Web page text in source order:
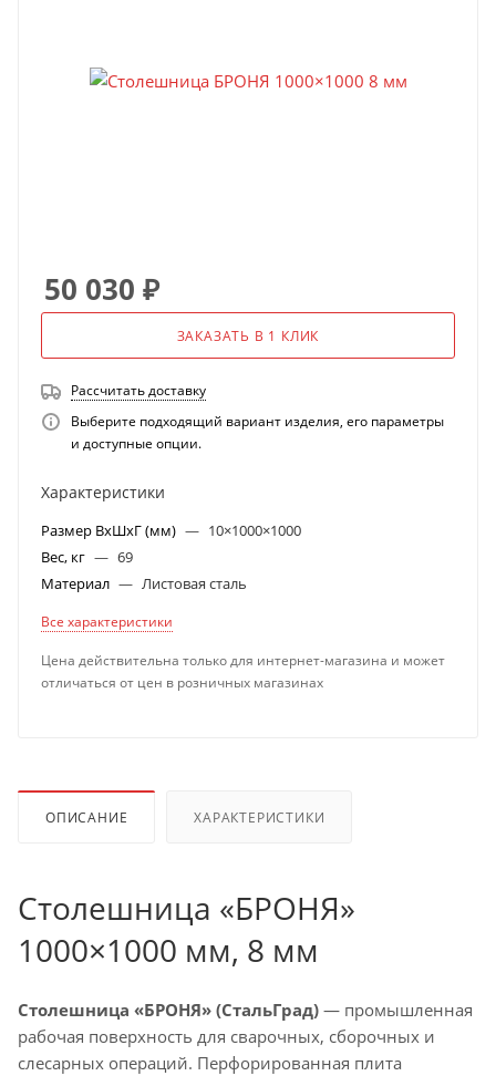
50 030 ₽
ЗАКАЗАТЬ В 1 КЛИК
Рассчитать доставку
Выберите подходящий вариант изделия, его параметры
и доступные опции.
Характеристики
Размер ВхШхГ (мм) — 10×1000×1000
Вес, кг — 69
Материал — Листовая сталь
Все характеристики
Цена действительна только для интернет-магазина и может
отличаться от цен в розничных магазинах
ОПИСАНИЕ ХАРАКТЕРИСТИКИ
Столешница «БРОНЯ»
1000×1000 мм, 8 мм
Столешница «БРОНЯ» (СтальГрад) — промышленная
рабочая поверхность для сварочных, сборочных и
слесарных операций. Перфорированная плита